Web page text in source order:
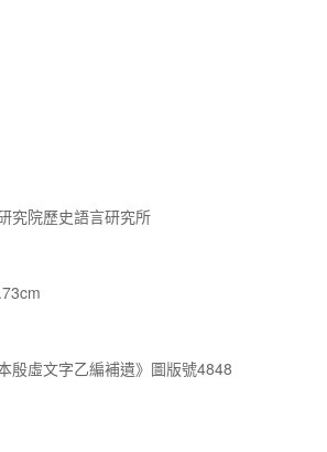
究院歷史語言研究所
殷虛文字乙編補遺》圖版號4848